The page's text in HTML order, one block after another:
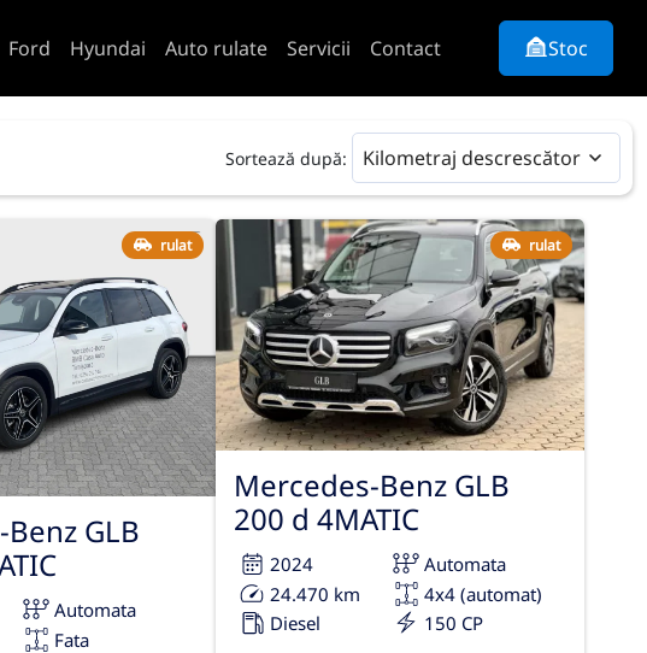
Ford Hyundai Auto rulate Servicii Contact Stoc
Sortează după: Kilometraj descrescător
rulat
GLB
Automata
Fata
rulat
Mercedes-Benz GLB
200 d 4MATIC
2024
Automata
24.470 km
4x4 (automat)
Diesel
150 CP